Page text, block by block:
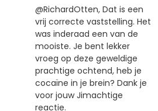
@RichardOtten, Dat is een
vrij correcte vaststelling. Het
was inderaad een van de
mooiste. Je bent lekker
vroeg op deze geweldige
prachtige ochtend, heb je
cocaïne in je brein? Dank je
voor jouw Jimachtige
reactie.